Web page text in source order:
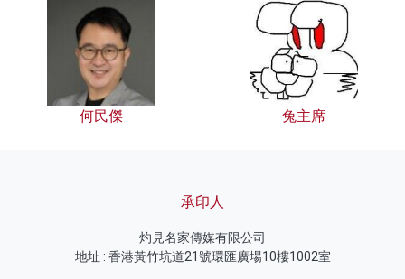
何民傑 兔主席
承印人
灼見名家傳媒有限公司
地址 : 香港黃竹坑道21號環匯廣場10樓1002室